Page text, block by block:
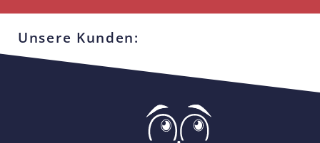
Unsere Kunden: